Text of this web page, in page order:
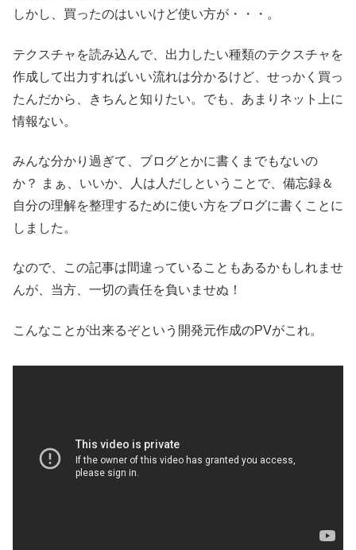
しかし、買ったのはいいけど使い方が・・・。
テクスチャを読み込んで、出力したい種類のテクスチャを
作成して出力すればいい流れは分かるけど、せっかく買っ
たんだから、きちんと知りたい。でも、あまりネット上に
情報ない。
みんな分かり過ぎて、ブログとかに書くまでもないの
か？ まぁ、いいか、人は人だしということで、備忘録＆
自分の理解を整理するために使い方をブログに書くことに
しました。
なので、この記事は間違っていることもあるかもしれませ
んが、当方、一切の責任を負いませぬ！
こんなことが出来るぞという開発元作成のPVがこれ。